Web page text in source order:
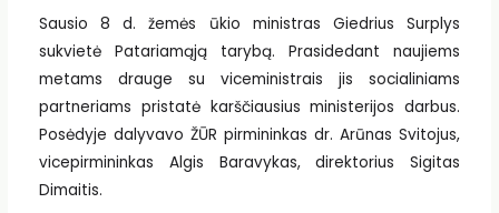
Sausio 8 d. žemės ūkio ministras Giedrius Surplys
sukvietė Patariamąją tarybą. Prasidedant naujiems
metams drauge su viceministrais jis socialiniams
partneriams pristatė karščiausius ministerijos darbus.
Posėdyje dalyvavo ŽŪR pirmininkas dr. Arūnas Svitojus,
vicepirmininkas Algis Baravykas, direktorius Sigitas
Dimaitis.